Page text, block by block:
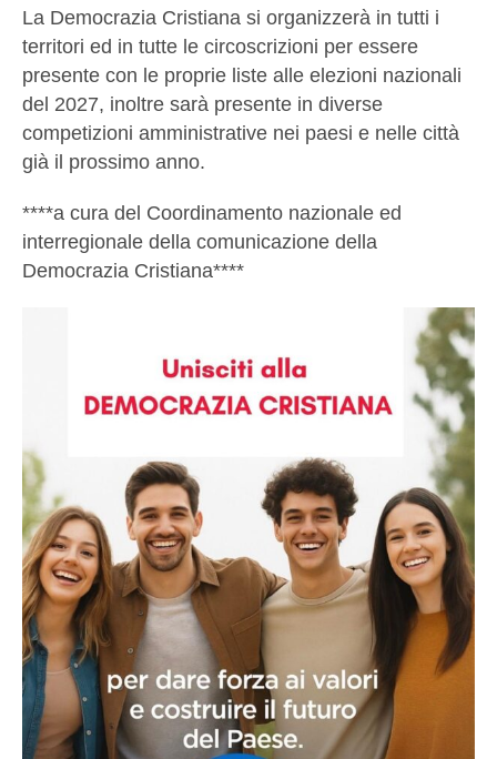
La Democrazia Cristiana si organizzerà in tutti i
territori ed in tutte le circoscrizioni per essere
presente con le proprie liste alle elezioni nazionali
del 2027, inoltre sarà presente in diverse
competizioni amministrative nei paesi e nelle città
già il prossimo anno.
****a cura del Coordinamento nazionale ed
interregionale della comunicazione della
Democrazia Cristiana****